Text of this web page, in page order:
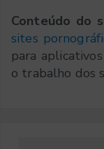
Conteúdo do
sites
para
o trabalho dos